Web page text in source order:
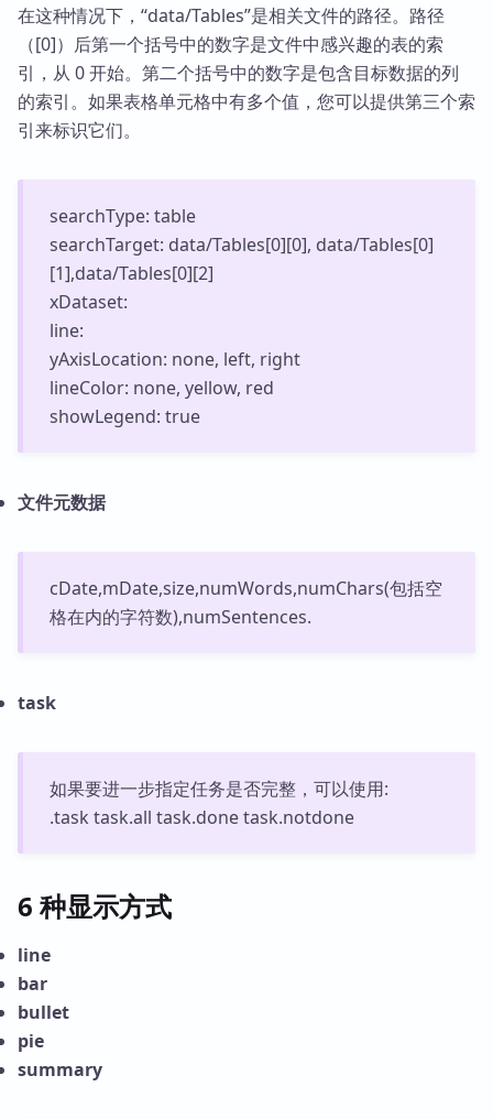
在这种情况下，“data/Tables”是相关文件的路径。路径
（[0]）后第一个括号中的数字是文件中感兴趣的表的索
引，从 0 开始。第二个括号中的数字是包含目标数据的列
的索引。如果表格单元格中有多个值，您可以提供第三个索
引来标识它们。
searchType: table
searchTarget: data/Tables[0][0], data/Tables[0]
[1],data/Tables[0][2]
xDataset:
line:
yAxisLocation: none, left, right
lineColor: none, yellow, red
showLegend: true
文件元数据
cDate,mDate,size,numWords,numChars(包括空
格在内的字符数),numSentences.
task
如果要进一步指定任务是否完整，可以使用:
.task task.all task.done task.notdone
6 种显示方式
line
bar
bullet
pie
summary